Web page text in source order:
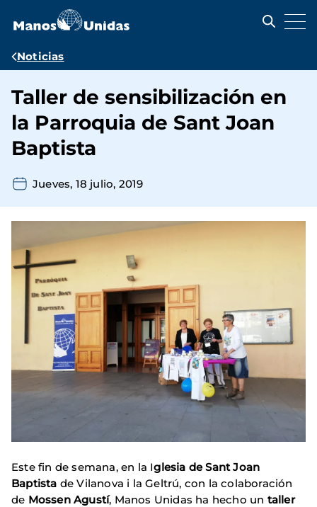
contenido
Ruta
navegación
Noticias
Taller de sensibilización en
la Parroquia de Sant Joan
Baptista
Jueves, 18 julio, 2019
Este fin de semana, en la Iglesia de Sant Joan
Baptista de Vilanova i la Geltrú, con la colaboración
de Mossen Agustí, Manos Unidas ha hecho un taller